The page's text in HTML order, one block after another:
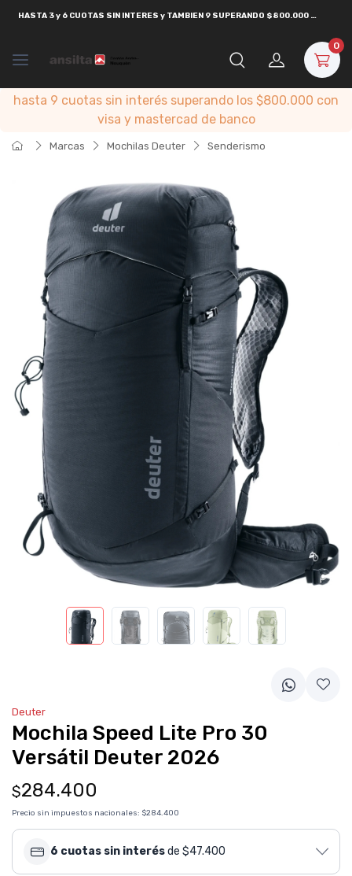
HASTA 3 y 6 CUOTAS SIN INTERES y TAMBIEN 9 SUPERANDO $800.000 CON
0
hasta 9 cuotas sin interés superando los $800.000 con
visa y mastercad de banco
Marcas Mochilas Deuter Senderismo
Deuter
Mochila Speed Lite Pro 30
Versátil Deuter 2026
$284.400
Precio sin impuestos nacionales: $284.400
6 cuotas sin interésde $47.400